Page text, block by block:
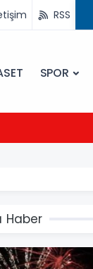
RSS
SPOR
Haber